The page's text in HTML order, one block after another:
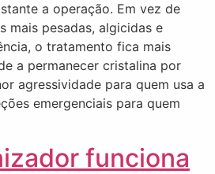
a operação. Em vez de
mais pesadas, algicidas e
o tratamento fica mais
a permanecer cristalina por
agressividade para quem usa a
emergenciais para quem
funciona